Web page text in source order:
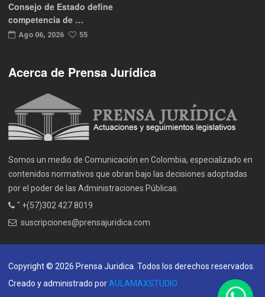
Consejo de Estado define
competencia de …
Ago 06, 2026 55
Acerca de Prensa Jurídica
Somos un medio de Comunicación en Colombia, especializado en
contenidos normativos que obran bajo las decisiones adoptadas
por el poder de las Administraciones Públicas.
" +(57)302 427 8019
suscripciones@prensajuridica.com
Copyright © 2026 Prensa Juridica. Todos los derechos reservados.
Creado y administrado porAULAMAXSTUDIO